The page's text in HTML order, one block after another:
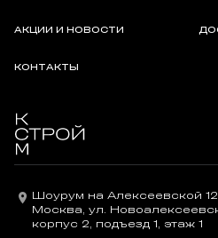
АКЦИИ И НОВОСТИ
КОНТАКТЫ
Шоурум на Алексеевской
Москва, ул.
корпус 2, подъезд 1, этаж 1